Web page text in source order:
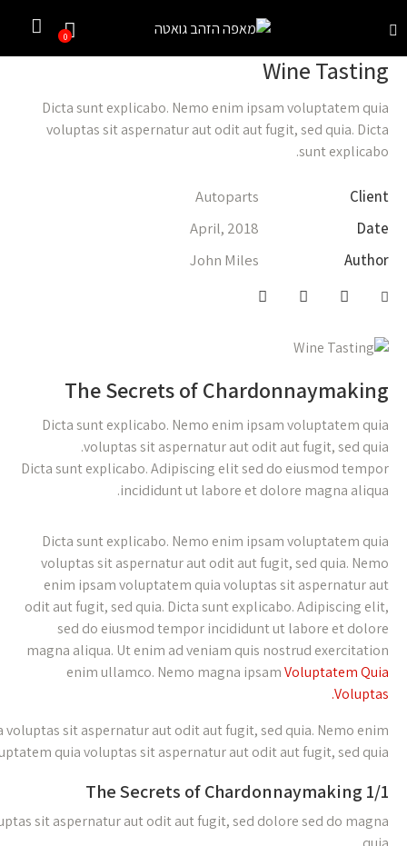
Dicta sunt explicabo. Nemo enim
Dicta sunt explicabo. Nemo enim